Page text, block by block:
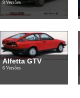
9 Versões
Alfetta GTV
6 Versões